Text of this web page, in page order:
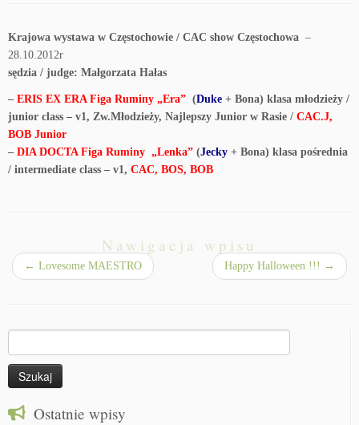
Krajowa wystawa w Częstochowie / CAC show Częstochowa –
28.10.2012r
sędzia / judge: Małgorzata Hałas
– ERIS EX ERA Figa Ruminy „Era” (Duke + Bona) klasa młodzieży /
junior class – v1, Zw.Młodzieży, Najlepszy Junior w Rasie / CAC.J,
BOB Junior
– DIA DOCTA Figa Ruminy „Lenka” (Jecky + Bona) klasa pośrednia
/ intermediate class – v1, CAC, BOS, BOB
Nawigacja wpisu
← Lovesome MAESTRO Happy Halloween !!! →
Ostatnie wpisy